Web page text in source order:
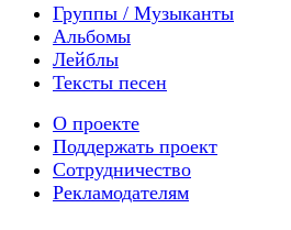
Группы / Музыканты
Альбомы
Лейблы
Тексты песен
О проекте
Поддержать проект
Сотрудничество
Рекламодателям